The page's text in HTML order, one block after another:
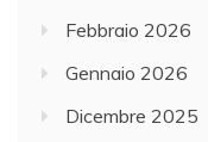
Febbraio 2026
Gennaio 2026
Dicembre 2025